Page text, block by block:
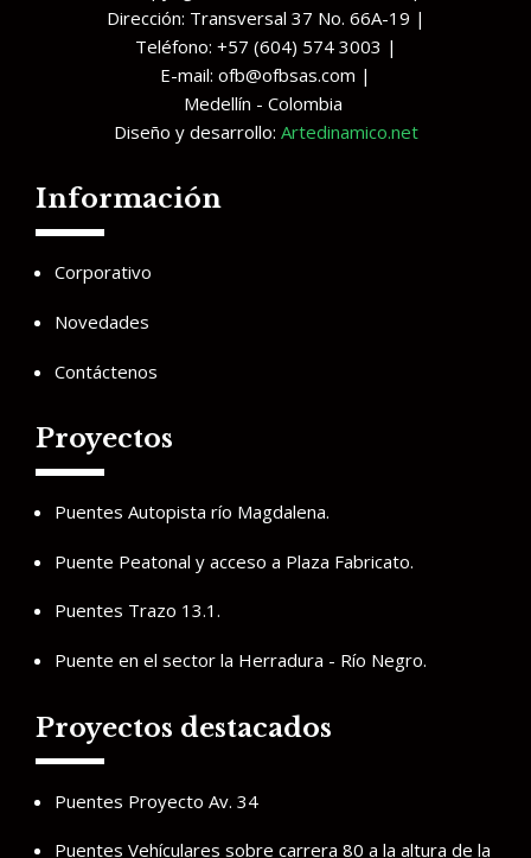
Dirección: Transversal 37 No. 66A-19 |
Teléfono: +57 (604) 574 3003 |
E-mail: ofb@ofbsas.com |
Medellín - Colombia
Diseño y desarrollo: Artedinamico.net
Información
Corporativo
Novedades
Contáctenos
Proyectos
Puentes Autopista río Magdalena.
Puente Peatonal y acceso a Plaza Fabricato.
Puentes Trazo 13.1.
Puente en el sector la Herradura - Río Negro.
Proyectos destacados
Puentes Proyecto Av. 34
Puentes Vehículares sobre carrera 80 a la altura de la